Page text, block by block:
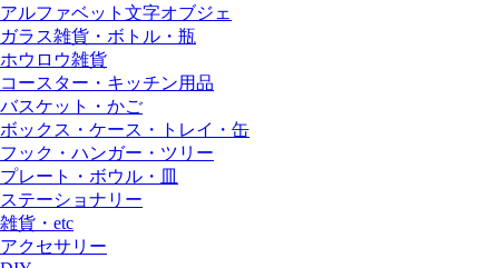
アルファベット文字オブジェ
ガラス雑貨・ボトル・瓶
ホウロウ雑貨
コースター・キッチン用品
バスケット・かご
ボックス・ケース・トレイ・缶
フック・ハンガー・ツリー
プレート・ボウル・皿
ステーショナリー
雑貨・etc
アクセサリー